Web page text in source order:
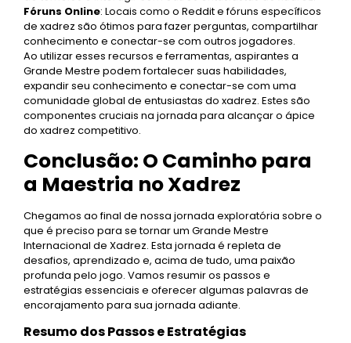
Fóruns Online: Locais como o Reddit e fóruns específicos
de xadrez são ótimos para fazer perguntas, compartilhar
conhecimento e conectar-se com outros jogadores.
Ao utilizar esses recursos e ferramentas, aspirantes a
Grande Mestre podem fortalecer suas habilidades,
expandir seu conhecimento e conectar-se com uma
comunidade global de entusiastas do xadrez. Estes são
componentes cruciais na jornada para alcançar o ápice
do xadrez competitivo.
Conclusão: O Caminho para
a Maestria no Xadrez
Chegamos ao final de nossa jornada exploratória sobre o
que é preciso para se tornar um Grande Mestre
Internacional de Xadrez. Esta jornada é repleta de
desafios, aprendizado e, acima de tudo, uma paixão
profunda pelo jogo. Vamos resumir os passos e
estratégias essenciais e oferecer algumas palavras de
encorajamento para sua jornada adiante.
Resumo dos Passos e Estratégias